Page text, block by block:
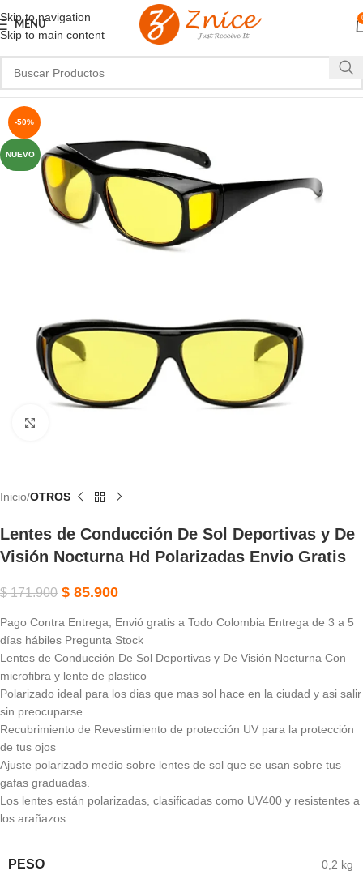
Skip to navigation
Skip to main content
MENU
-50%
NUEVO
Inicio OTROS
Lentes de Conducción De Sol Deportivas y De
Visión Nocturna Hd Polarizadas Envio Gratis
$171.900 $ 85.900
Pago Contra Entrega, Envió gratis a Todo Colombia Entrega de 3 a 5
días hábiles Pregunta Stock
Lentes de Conducción De Sol Deportivas y De Visión Nocturna Con
microfibra y lente de plastico
Polarizado ideal para los dias que mas sol hace en la ciudad y asi salir
sin preocuparse
Recubrimiento de Revestimiento de protección UV para la protección
de tus ojos
Ajuste polarizado medio sobre lentes de sol que se usan sobre tus
gafas graduadas.
Los lentes están polarizadas, clasificadas como UV400 y resistentes a
los arañazos
PESO 0,2 kg